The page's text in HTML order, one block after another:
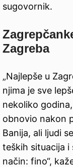
sugovornik.
Zagreba
„Najlepše u
njima je sve
nekoliko
obnovio nakon
Banija, ali ljudi
teških situacija
način: fino“,